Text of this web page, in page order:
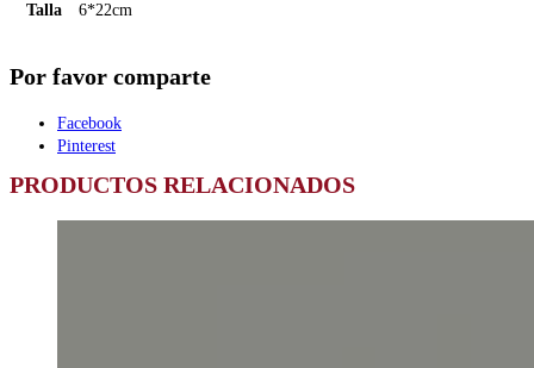
Talla 6*22cm
Por favor comparte
Facebook
Pinterest
PRODUCTOS RELACIONADOS